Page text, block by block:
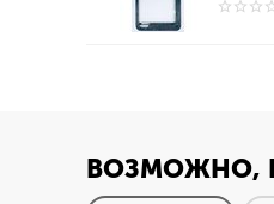
ВОЗМОЖНО,